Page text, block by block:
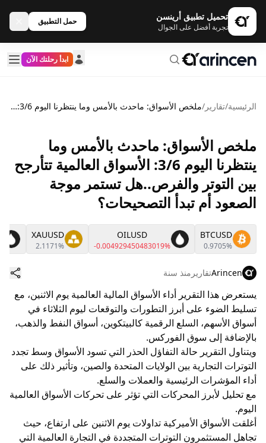
تحميل تطبيق أرينسن
تجربة أفضل على الجوال
حمل التطبيق
ابدأ رحلتك الآن
الرئيسية/تقارير / ملخص الأسواق: ماحدث بالأمس وما ينتظرنا اليوم 3/6: الأسواق العالمية تتأرجح بين التوتر والفرص..هل تستمر موجة الصعود أم تبدأ التصحيحات؟
ملخص الأسواق: ماحدث بالأمس وما
ينتظرنا اليوم 3/6: الأسواق العالمية تتأرجح
بين التوتر والفرص..هل تستمر موجة
الصعود أم تبدأ التصحيحات؟
BTCUSD
0.9705%
OILUSD
-0.004929450483019%
XAUUSD
2.1171%
Arincenتقارير منذ سنة
يستعرض هذا التقرير أداء الأسواق المالية العالمية يوم الاثنين، مع
تسليط الضوء على أبرز التطورات والتوقعات ليوم الثلاثاء في
أسواق الأسهم، السلع الرقمية كالبيتكوين، أسواق النفط والذهب،
بالإضافة إلى سوق الفوركس.
ويتناول التقرير حالة التفاؤل الحذر التي تسود الأسواق وسط تجدد
التوترات التجارية بين الولايات المتحدة والصين، وتأثير ذلك على
أداء المؤشرات الرئيسية والعملات والسلع.
مع تحليل لأبرز المحركات التي تؤثر على تحركات الأسواق العالمية
اليوم.
أغلقت الأسواق الأميركية تداولات يوم الاثنين على ارتفاع، حيث
تجاهل المستثمرون التوترات المتجددة في التجارة العالمية التي